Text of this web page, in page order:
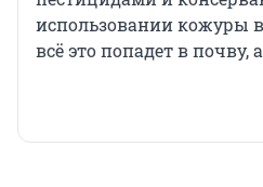
использовании кожуры
всё это попадет в почву,